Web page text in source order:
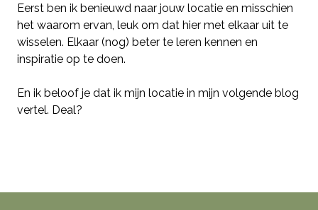
Eerst ben ik benieuwd naar jouw locatie en misschien
het waarom ervan, leuk om dat hier met elkaar uit te
wisselen. Elkaar (nog) beter te leren kennen en
inspiratie op te doen.
En ik beloof je dat ik mijn locatie in mijn volgende blog
vertel. Deal?